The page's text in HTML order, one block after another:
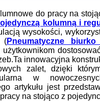
do pracy na
kolumną i
wysokości,
(Pneumatyczne
użytkownikom
innowacyjna
zalet, dzięki
w
artykułu jest
na stojąco z